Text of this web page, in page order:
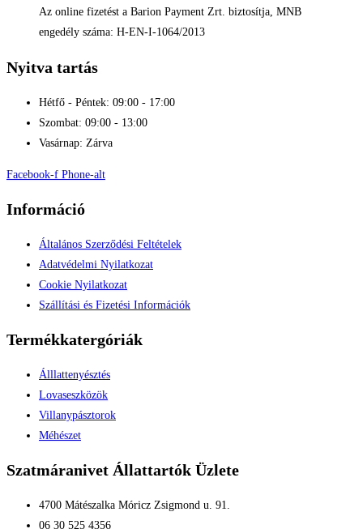
Az online fizetést a Barion Payment Zrt. biztosítja, MNB
engedély száma: H-EN-I-1064/2013
Nyitva tartás
Hétfő - Péntek: 09:00 - 17:00
Szombat: 09:00 - 13:00
Vasárnap: Zárva
Facebook-f Phone-alt
Információ
Általános Szerződési Feltételek
Adatvédelmi Nyilatkozat
Cookie Nyilatkozat
Szállítási és Fizetési Információk
Termékkatergóriák
Álllattenyésztés
Lovaseszközök
Villanypásztorok
Méhészet
Szatmáranivet Állattartók Üzlete
4700 Mátészalka Móricz Zsigmond u. 91.
06 30 525 4356